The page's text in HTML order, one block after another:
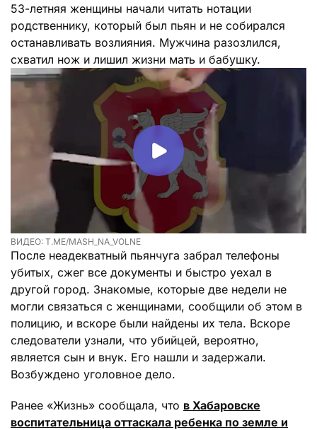
53-летняя женщины начали читать нотации
родственнику, который был пьян и не собирался
останавливать возлияния. Мужчина разозлился,
схватил нож и лишил жизни мать и бабушку.
ВИДЕО: T.ME/MASH_NA_VOLNE
После неадекватный пьянчуга забрал телефоны
убитых, сжег все документы и быстро уехал в
другой город. Знакомые, которые две недели не
могли связаться с женщинами, сообщили об этом в
полицию, и вскоре были найдены их тела. Вскоре
следователи узнали, что убийцей, вероятно,
является сын и внук. Его нашли и задержали.
Возбуждено уголовное дело.
Ранее «Жизнь» сообщала, что в Хабаровске
воспитательница оттаскала ребенка по земле и